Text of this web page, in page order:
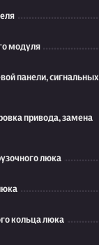
модуля
панели, сигнальных
привода, замена
люка
кольца люка